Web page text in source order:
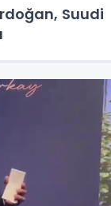
Suudi